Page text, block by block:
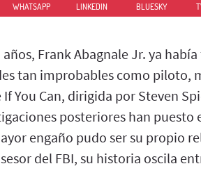
WHATSAPP LINKEDIN BLUESKY
Frank Abagnale Jr. ya
tan improbables como piloto,
If You Can, dirigida por Steven
posteriores han puesto
engaño pudo ser su propio
del FBI, su historia oscila